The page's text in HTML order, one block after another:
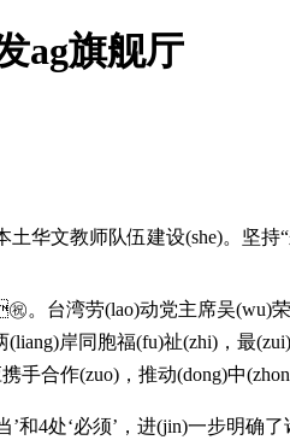
ag旗舰厅
教师队伍建设(she)
。台湾劳(lao)动党主席吴
岸同胞福(fu)祉(zhi)，最
手合作(zuo)，推动(dong)中
当’和4处‘必须’，进(jin)一步明